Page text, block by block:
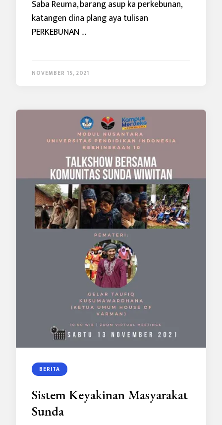
Saba Reuma, barang asup ka perkebunan,
katangen dina plang aya tulisan
PERKEBUNAN …
NOVEMBER 15, 2021
BERITA
Sistem Keyakinan Masyarakat
Sunda